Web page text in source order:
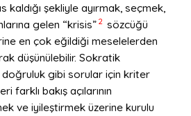
kaldığı şekliyle ayırmak, seçmek,
gelen “krisis” 2 sözcüğü
en çok eğildiği meselelerden
düşünülebilir. Sokratik
gibi sorular için kriter
bakış açılarının
ve iyileştirmek üzerine kurulu